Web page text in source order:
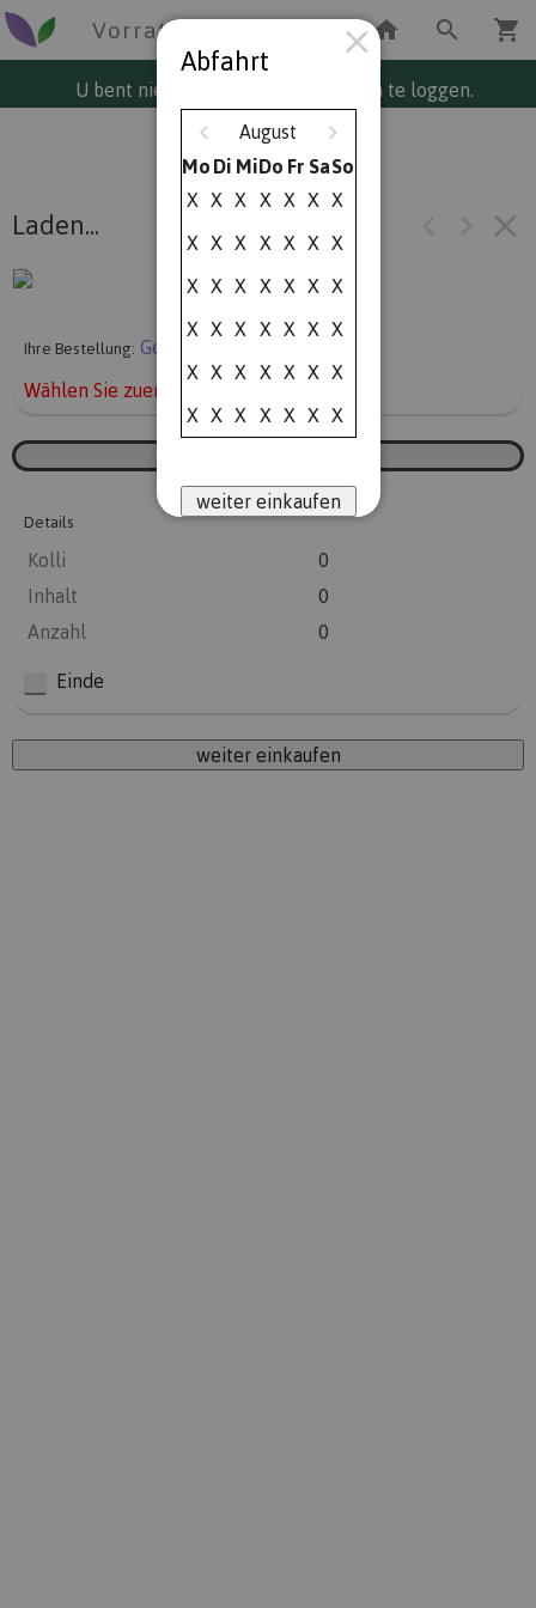
Vorrat Schnittblumen
U bent niet ingelogd. Klik hier om in te loggen.
Laden...
Ihre Bestellung: Geliefert am Montag
Wählen Sie zuerst ein Abfartdatum.
Details
Kolli
0
Inhalt
0
Anzahl
0
Einde
weiter einkaufen
Abfahrt
August
Mo Di MiDo Fr SaSo
X X X X X X X
X X X X X X X
X X X X X X X
X X X X X X X
X X X X X X X
X X X X X X X
weiter einkaufen